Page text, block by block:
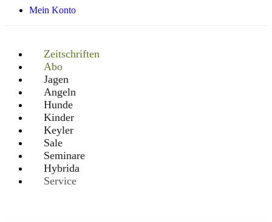
Mein Konto
Zeitschriften
Abo
Jagen
Angeln
Hunde
Kinder
Keyler
Sale
Seminare
Hybrida
Service